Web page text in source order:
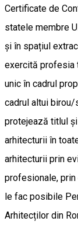
Certificate de
statele membre
și în spațiul
exercită profesia
unic în cadrul
cadrul altui birou/
protejează titlul
arhitecturii în
arhitecturii prin
profesionale,
le fac posibile
Arhitecților din